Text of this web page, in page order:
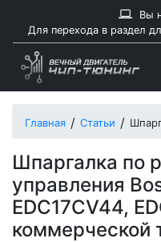
Вы
Для перехода в раздел
Главная Статьи
Шпаргалка по
управления
EDC17CV44,
коммерческой